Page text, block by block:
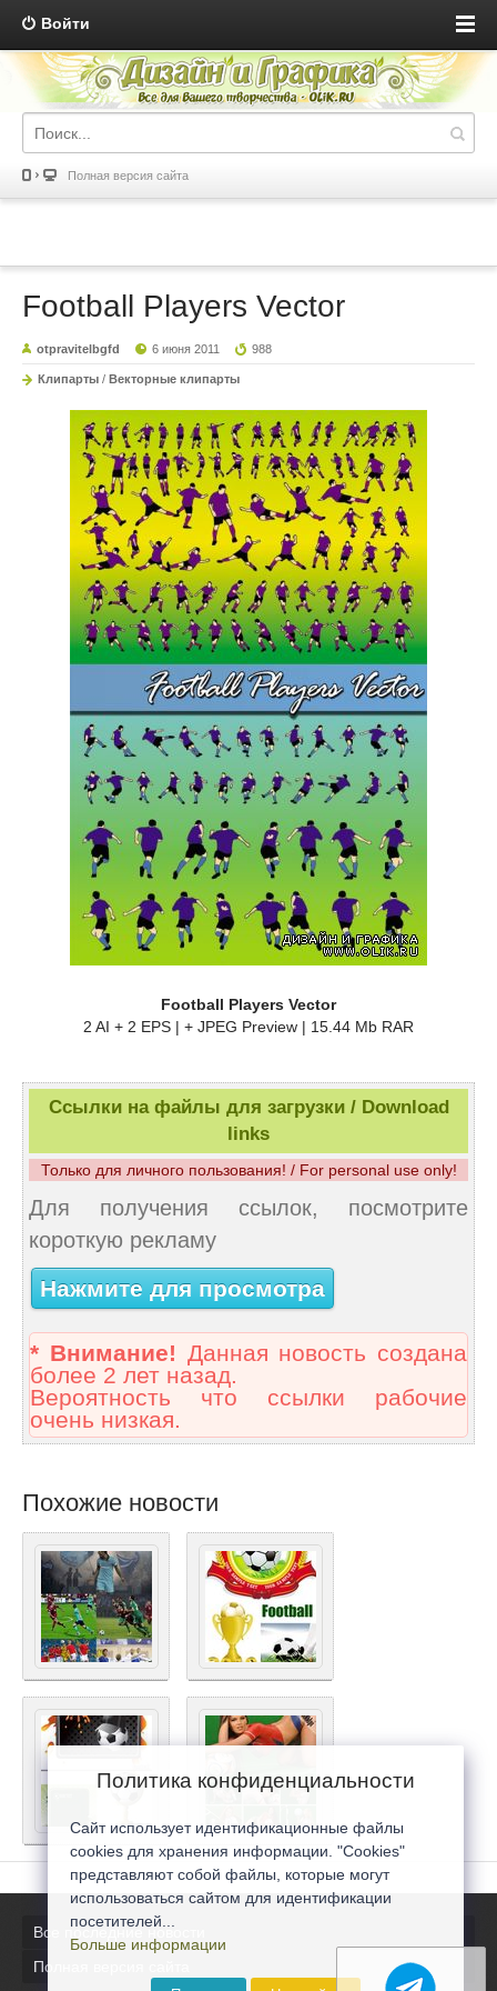
Войти
Полная версия сайта
Football Players Vector
otpravitelbgfd 6 июня 2011 988
Клипарты / Векторные клипарты
Football Players Vector
2 AI + 2 EPS | + JPEG Preview | 15.44 Mb RAR
Ссылки на файлы для загрузки / Download
links
Только для личного пользования! / For personal use only!
Для получения ссылок, посмотрите
короткую рекламу
Нажмите для просмотра
* Внимание! Данная новость создана
более 2 лет назад.
Вероятность что ссылки рабочие
очень низкая.
Похожие новости
Все последние новости
Полная версия сайта
Политика конфиденциальности
Сайт использует идентификационные файлы
cookies для хранения информации. "Cookies"
представляют собой файлы, которые могут
использоваться сайтом для идентификации
посетителей...
Больше информации